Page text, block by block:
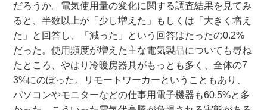
だろうか。電気使用量の変化に関する調査結果を見てみ
ると、半数以上が「少し増えた」もしくは「大きく増え
た」と回答し、「減った」という回答はたったの0.2%
だった。使用頻度が増えた主な電気製品についても尋ね
たところ、やはり冷暖房器具がもっとも多く、全体の7
3%にのぼった。リモートワーカーということもあり、
パソコンやモニターなどの仕事用電子機器も60.5%と多